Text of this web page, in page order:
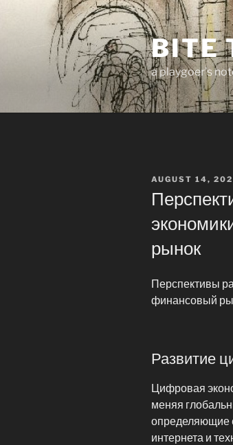
BITE
a playgoer's
POSTED
AUGUST 14,
рынок
Перспективы
финансовый
Развитие
Цифровая
меняя
определяющие
интернета и